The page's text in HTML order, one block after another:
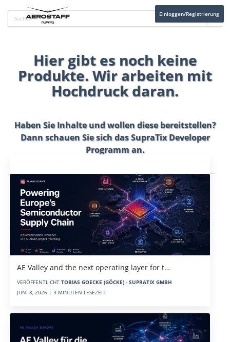
Einloggen/Registrierung
Hier gibt es noch keine
Produkte. Wir arbeiten mit
Hochdruck daran.
Haben Sie Inhalte und wollen diese bereitstellen?
Dann schauen Sie sich dasSupraTix Developer
Programman.
AE Valley and the next operating layer for t…
VERÖFFENTLICHT TOBIAS GOECKE (GÖCKE) - SUPRATIX GMBH
JUNI 8, 2026 | 3 MINUTEN LESEZEIT